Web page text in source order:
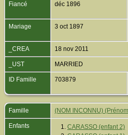
Fiancé déc 1896
Mariage 3 oct 1897
_CREA 18 nov 2011
_UST MARRIED
ID Famille 703879
Famille (NOM INCONNU)
Enfants 1. CARASSO (enfant 2)